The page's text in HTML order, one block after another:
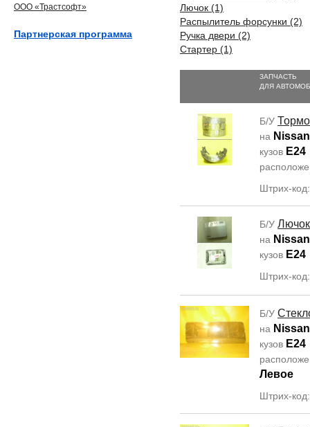
Лючок (1)
Распылитель форсунки (2)
Ручка двери (2)
Стартер (1)
ЗАПЧАСТЬ
ДЛЯ
Б/У
на
кузов E24
Штрих-
Б/У Лючок
на
кузов E24
Штрих-
Б/У
на
кузов E24
Левое
Штрих-
ООО «Трастсофт»
Партнерская программа